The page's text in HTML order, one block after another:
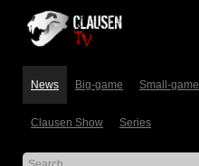
News Big-game Small-game
Clausen Show Series